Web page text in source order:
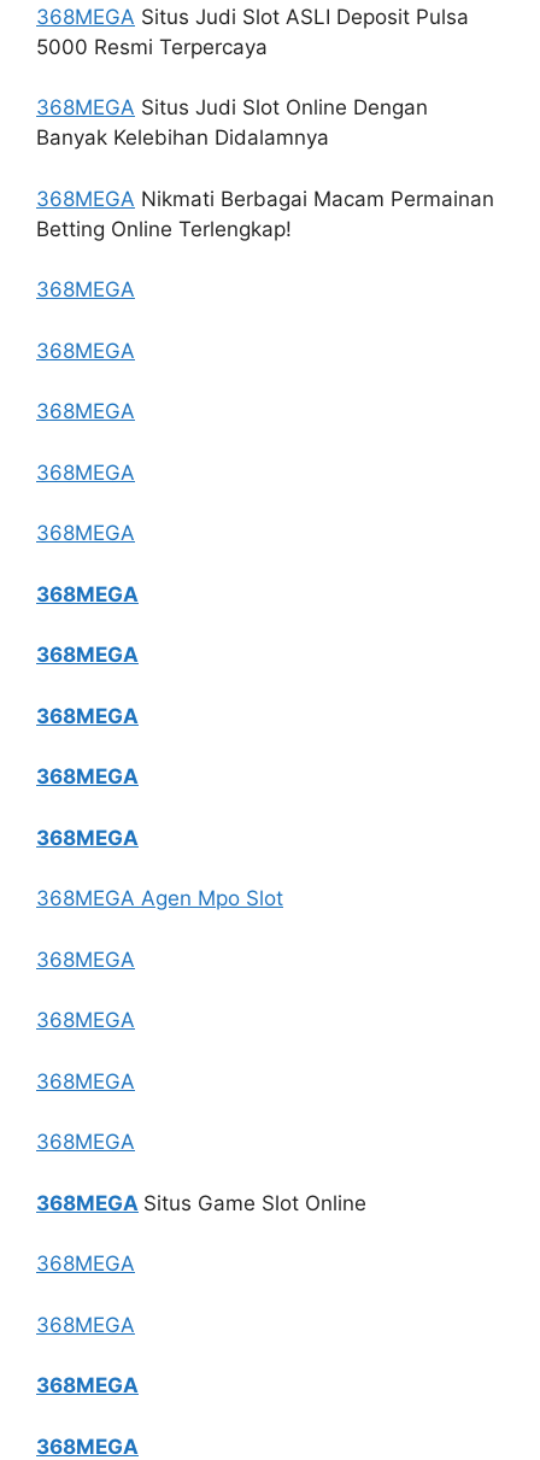
368MEGA Situs Judi Slot ASLI Deposit Pulsa
5000 Resmi Terpercaya
368MEGA Situs Judi Slot Online Dengan
Banyak Kelebihan Didalamnya
368MEGA Nikmati Berbagai Macam Permainan
Betting Online Terlengkap!
368MEGA
368MEGA
368MEGA
368MEGA
368MEGA
368MEGA
368MEGA
368MEGA
368MEGA
368MEGA
368MEGA Agen Mpo Slot
368MEGA
368MEGA
368MEGA
368MEGA
368MEGA Situs Game Slot Online
368MEGA
368MEGA
368MEGA
368MEGA